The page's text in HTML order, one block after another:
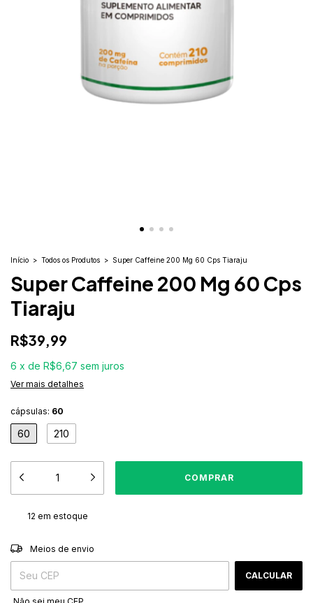
Início > Todos os Produtos > Super Caffeine 200 Mg 60 Cps Tiaraju
Super Caffeine 200 Mg 60 Cps
Tiaraju
R$39,99
6 x de R$6,67 sem juros
Ver mais detalhes
cápsulas: 60
60 210
12 em estoque
Entregas para o CEP:
Meios de envio
CALCULAR